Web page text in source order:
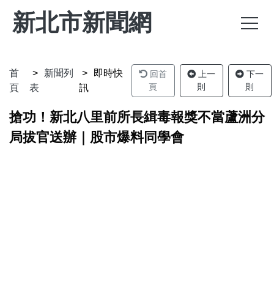
新北市新聞網
首
頁
新聞列
表
即時快
訊
回首
頁
上一
則
下一
則
搶功！新北八里前所長緝毒報獎不當蘆洲分
局拔官送辦｜股市爆料同學會